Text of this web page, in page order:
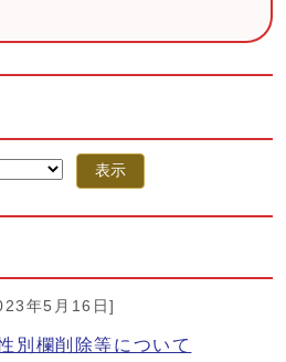
表示
年5月16日]
別欄削除等について